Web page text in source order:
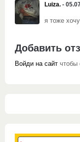
Luiza. -
я тоже хочу
Добавить
Войди на сайт чтобы